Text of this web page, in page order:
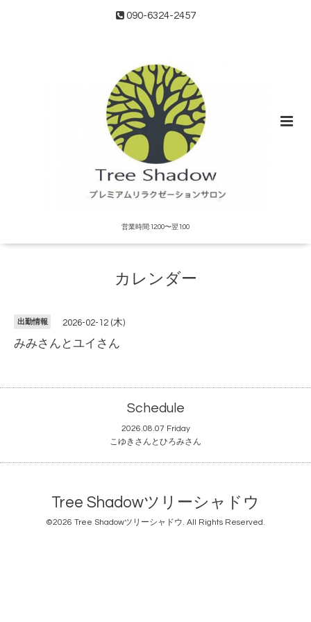
090-6324-2457
営業時間:12:00〜翌1:00
カレンダー
出勤情報 2026-02-12 (木)
みみさんとユイさん
Schedule
2026.08.07 Friday
こゆきさんとひろみさん
Tree Shadowツリーシャドウ
©2026 Tree Shadowツリーシャドウ. All Rights Reserved.